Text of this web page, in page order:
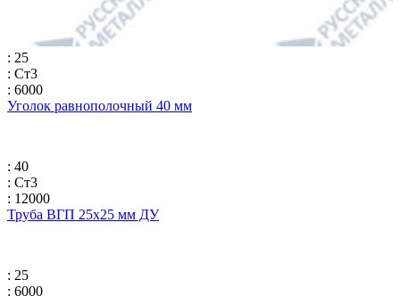
: 25
: Ст3
: 6000
Уголок равнополочный 40 мм
: 40
: Ст3
: 12000
Труба ВГП 25х25 мм ДУ
: 25
: 6000